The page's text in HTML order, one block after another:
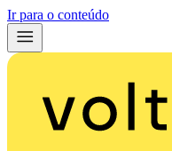
Ir para o conteúdo